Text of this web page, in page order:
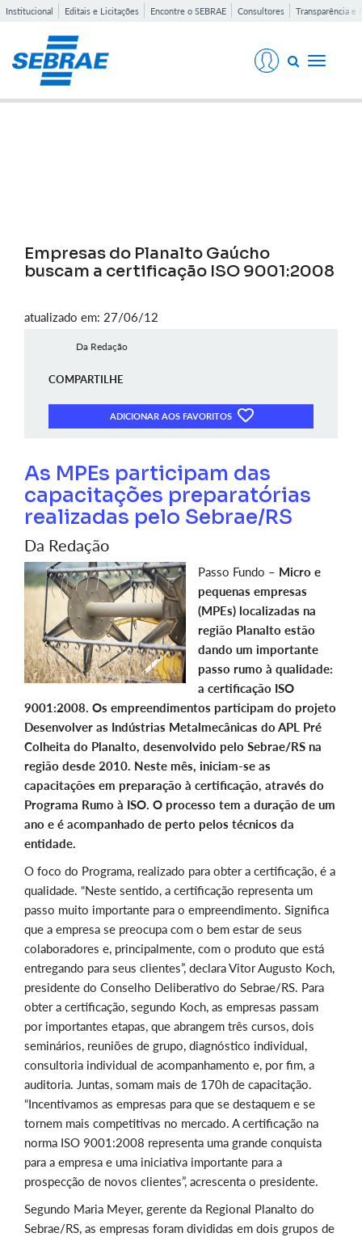
Institucional Editais e Licitações Encontre o SEBRAE Consultores Transparência e
Toggle
Empresas do Planalto Gaúcho
buscam a certificação ISO 9001:2008
atualizado em: 27/06/12
Da Redação
COMPARTILHE
ADICIONAR AOS FAVORITOS
As MPEs participam das
capacitações preparatórias
realizadas pelo Sebrae/RS
Da Redação
Passo Fundo – Micro e
pequenas empresas
(MPEs) localizadas na
região Planalto estão
dando um importante
passo rumo à qualidade:
a certificação ISO
9001:2008. Os empreendimentos participam do projeto
Desenvolver as Indústrias Metalmecânicas do APL Pré
Colheita do Planalto, desenvolvido pelo Sebrae/RS na
região desde 2010. Neste mês, iniciam-se as
capacitações em preparação à certificação, através do
Programa Rumo à ISO. O processo tem a duração de um
ano e é acompanhado de perto pelos técnicos da
entidade.
O foco do Programa, realizado para obter a certificação, é a
qualidade. “Neste sentido, a certificação representa um
passo muito importante para o empreendimento. Significa
que a empresa se preocupa com o bem estar de seus
colaboradores e, principalmente, com o produto que está
entregando para seus clientes”, declara Vitor Augusto Koch,
presidente do Conselho Deliberativo do Sebrae/RS. Para
obter a certificação, segundo Koch, as empresas passam
por importantes etapas, que abrangem três cursos, dois
seminários, reuniões de grupo, diagnóstico individual,
consultoria individual de acompanhamento e, por fim, a
auditoria. Juntas, somam mais de 170h de capacitação.
“Incentivamos as empresas para que se destaquem e se
tornem mais competitivas no mercado. A certificação na
norma ISO 9001:2008 representa uma grande conquista
para a empresa e uma iniciativa importante para a
prospecção de novos clientes”, acrescenta o presidente.
Segundo Maria Meyer, gerente da Regional Planalto do
Sebrae/RS, as empresas foram divididas em dois grupos de